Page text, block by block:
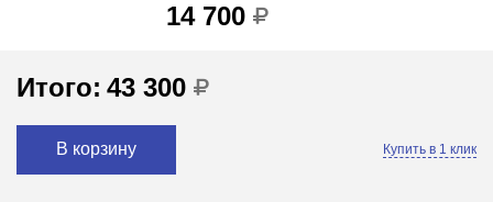
14 700
Итого: 43 300
В корзину Купить в 1 клик